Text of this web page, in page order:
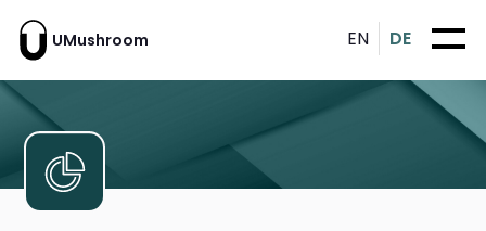
UMushroom EN DE